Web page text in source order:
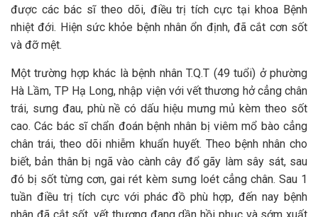
được các bác sĩ theo dõi, điều trị tích cực tại khoa Bệnh
nhiệt đới. Hiện sức khỏe bệnh nhân ổn định, đã cắt cơn sốt
và đỡ mệt.
Một trường hợp khác là bệnh nhân T.Q.T (49 tuổi) ở phường
Hà Lầm, TP Hạ Long, nhập viện với vết thương hở cẳng chân
trái, sưng đau, phù nề có dấu hiệu mưng mủ kèm theo sốt
cao. Các bác sĩ chẩn đoán bệnh nhân bị viêm mổ bào cẳng
chân trái, theo dõi nhiễm khuẩn huyết. Theo bệnh nhân cho
biết, bản thân bị ngã vào cành cây đổ gãy làm sây sát, sau
đó bị sốt từng cơn, gai rét kèm sưng loét cẳng chân. Sau 1
tuần điều trị tích cực với phác đồ phù hợp, đến nay bệnh